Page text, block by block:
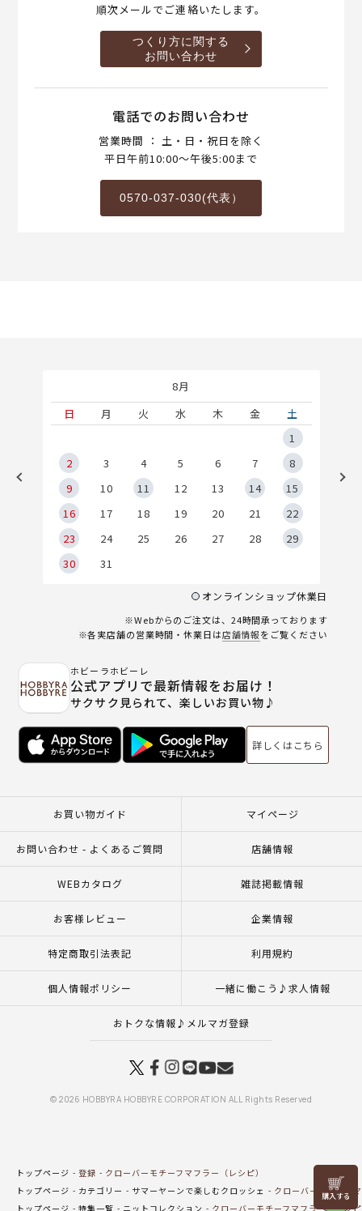
リリヤン
フェア
順次メールでご連絡いたします。
つくり方に関する
お問い合わせ
電話でのお問い合わせ
営業時間 ： 土・日・祝日を除く
平日午前10:00～午後5:00まで
0570-037-030(代表）
8月
日
月 火 水 木 金
土
1
2
3 4 5 6 7
8
9
10 11 12 13 14
15
16
17 18 19 20 21
22
23
24 25 26 27 28
29
30
31
オンラインショップ休業日
※Webからのご注文は、24時間承っております
※各実店舗の営業時間・休業日は店舗情報をご覧ください
ホビーラホビーレ
公式アプリで最新情報をお届け！
サクサク見られて、楽しいお買い物♪
詳しくはこちら
お買い物ガイド マイページ
お問い合わせ - よくあるご質問 店舗情報
WEBカタログ 雑誌掲載情報
お客様レビュー 企業情報
特定商取引法表記 利用規約
個人情報ポリシー 一緒に働こう♪求人情報
おトクな情報♪メルマガ登録
© 2026 HOBBYRA HOBBYRE CORPORATION ALL Rights Reserved
トップページ 登録
クローバーモチーフマフラー（レシピ）
トップページ
カテゴリー サマーヤーンで楽しむクロッシェ
クローバーモチーフ
トップページ
特集一覧 ニットコレクション クローバーモチーフマフラー（レシ